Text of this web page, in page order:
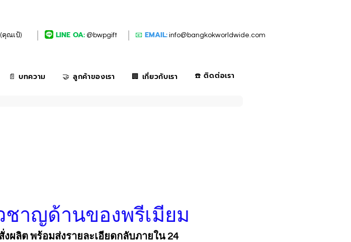
คุณเป้) LINE OA: @bwpgift 📧 EMAIL: info@bangkokworldwide.com
📄 บทความ 🤝 ลูกค้าของเรา 🏢 เกี่ยวกับเรา ☎️ ติดต่อเรา
ชาญด้านของพรีเมียม
ผลิต พร้อมส่งรายละเอียดกลับภายใน 24